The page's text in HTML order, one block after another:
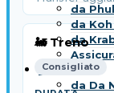
da
da
da
VIETNAM
da Da
🚂 Treno
Consigliato